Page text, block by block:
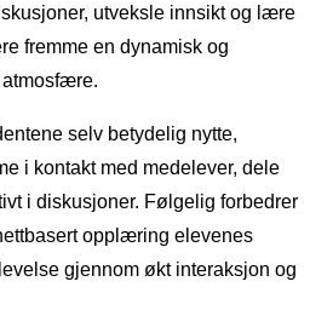
utveksle innsikt og lære
fremme en dynamisk og
selv betydelig nytte,
i kontakt med medelever, dele
i diskusjoner. Følgelig forbedrer
opplæring elevenes
gjennom økt interaksjon og